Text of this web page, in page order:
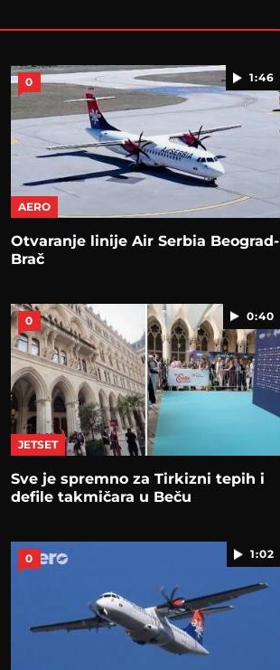
1:46
0
AERO
Otvaranje linije Air Serbia Beograd-
Brač
0:40
0
JETSET
Sve je spremno za Tirkizni tepih i
defile takmičara u Beču
1:02
0